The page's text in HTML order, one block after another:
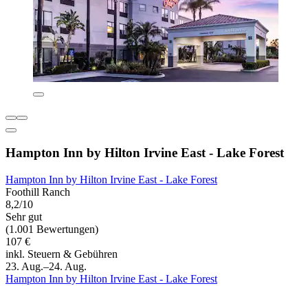
Hampton Inn by Hilton Irvine East - Lake Forest
Hampton Inn by Hilton Irvine East - Lake Forest
Foothill Ranch
8,2/10
Sehr gut
(1.001 Bewertungen)
107 €
inkl. Steuern & Gebühren
23. Aug.–24. Aug.
Hampton Inn by Hilton Irvine East - Lake Forest